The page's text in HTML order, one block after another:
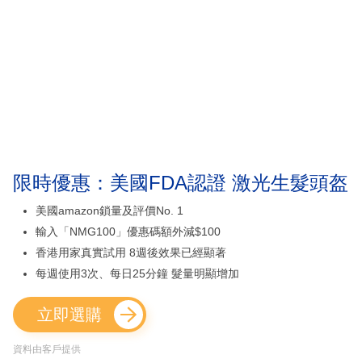
限時優惠：美國FDA認證 激光生髮頭盔
美國amazon鎖量及評價No. 1
輸入「NMG100」優惠碼額外減$100
香港用家真實試用 8週後效果已經顯著
每週使用3次、每日25分鐘 髮量明顯增加
立即選購
資料由客戶提供